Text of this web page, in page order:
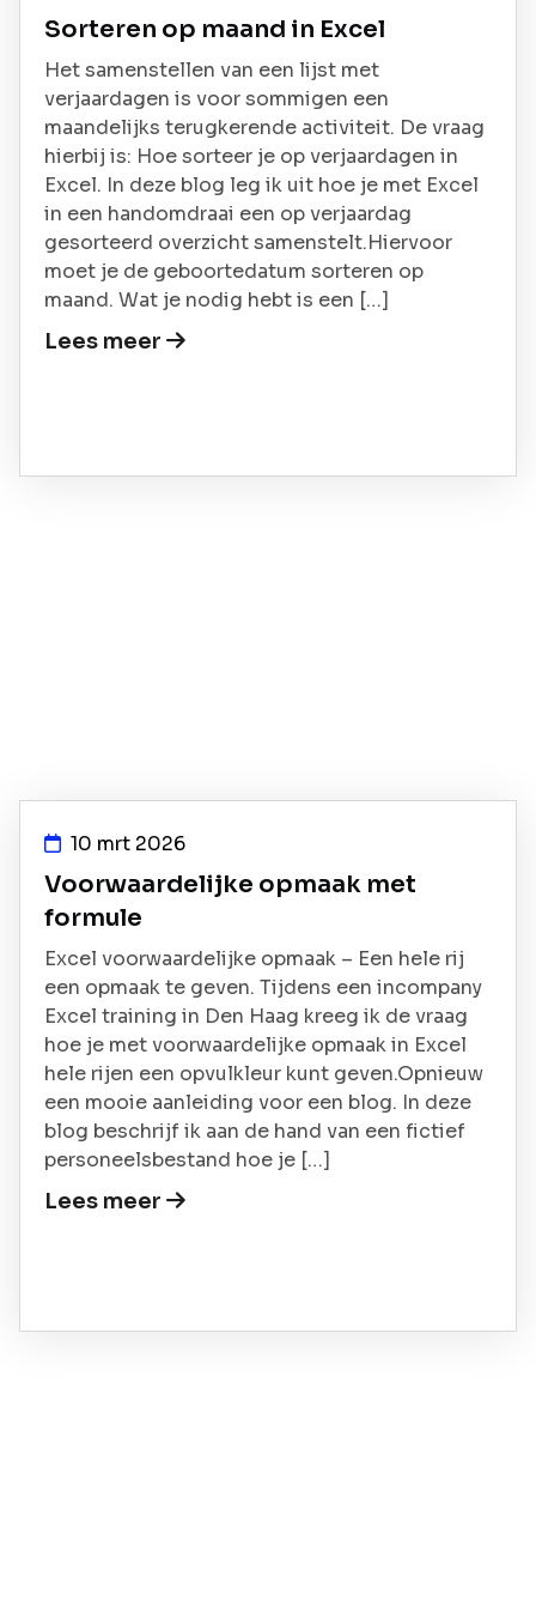
Sorteren op maand in Excel
Het samenstellen van een lijst met
verjaardagen is voor sommigen een
maandelijks terugkerende activiteit. De vraag
hierbij is: Hoe sorteer je op verjaardagen in
Excel. In deze blog leg ik uit hoe je met Excel
in een handomdraai een op verjaardag
gesorteerd overzicht samenstelt.Hiervoor
moet je de geboortedatum sorteren op
maand. Wat je nodig hebt is een […]
Lees meer
10 mrt 2026
Voorwaardelijke opmaak met
formule
Excel voorwaardelijke opmaak – Een hele rij
een opmaak te geven. Tijdens een incompany
Excel training in Den Haag kreeg ik de vraag
hoe je met voorwaardelijke opmaak in Excel
hele rijen een opvulkleur kunt geven.Opnieuw
een mooie aanleiding voor een blog. In deze
blog beschrijf ik aan de hand van een fictief
personeelsbestand hoe je […]
Lees meer